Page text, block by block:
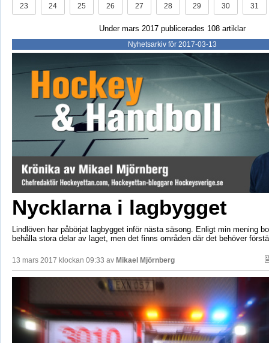
23 24 25 26 27 28 29 30 31
Under mars 2017 publicerades 108 artiklar
Nyhetsarkiv för 2017-03-13
Nycklarna i lagbygget
Lindlöven har påbörjat lagbygget inför nästa säsong. Enligt min mening
behålla stora delar av laget, men det finns områden där det behöver
13 mars 2017 klockan 09:33 av Mikael Mjörnberg